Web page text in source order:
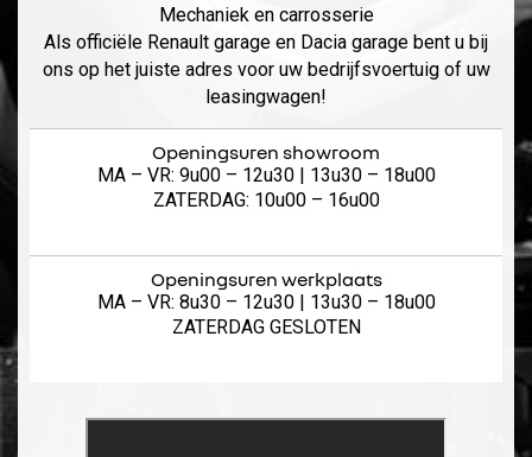
Mechaniek en carrosserie
Als officiële Renault garage en Dacia garage bent u bij
ons op het juiste adres voor uw bedrijfsvoertuig of uw
leasingwagen!
Openingsuren showroom
MA – VR: 9u00 – 12u30 | 13u30 – 18u00
ZATERDAG: 10u00 – 16u00
Openingsuren werkplaats
MA – VR: 8u30 – 12u30 | 13u30 – 18u00
ZATERDAG GESLOTEN